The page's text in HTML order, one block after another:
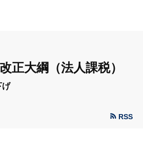
正大綱（法人課税）
げ
RSS